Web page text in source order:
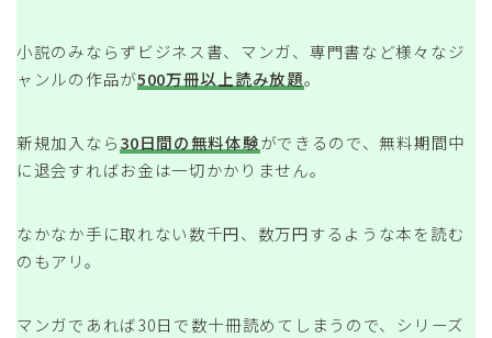
小説のみならずビジネス書、マンガ、専門書など様々なジ
ャンルの作品が500万冊以上読み放題。
新規加入なら30日間の無料体験ができるので、無料期間中
に退会すればお金は一切かかりません。
なかなか手に取れない数千円、数万円するような本を読む
のもアリ。
マンガであれば30日で数十冊読めてしまうので、シリーズ